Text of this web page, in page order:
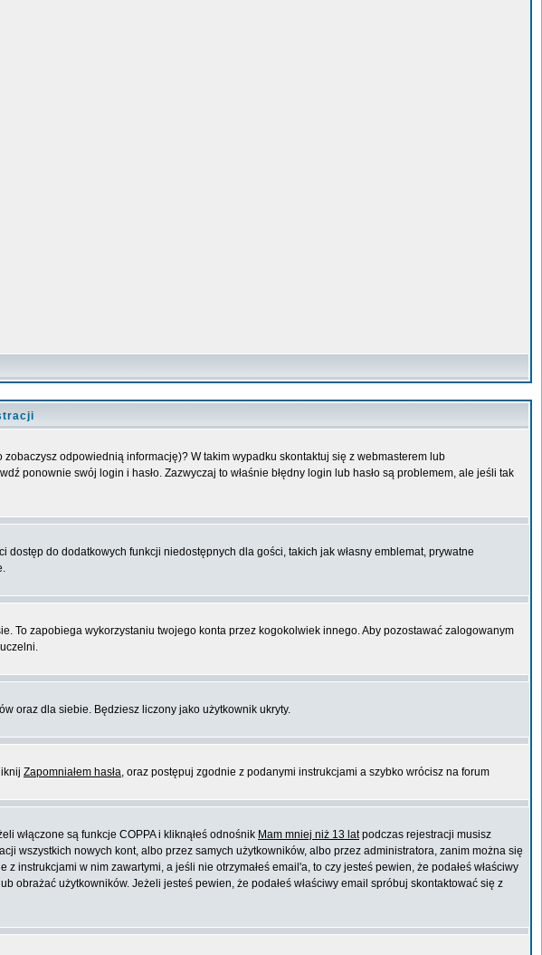
odpowiednią informację)? W takim wypadku skontaktuj się z webmasterem lub
ponownie swój login i hasło. Zazwyczaj to właśnie błędny login lub hasło są problemem, ale jeśli tak
do dodatkowych funkcji niedostępnych dla gości, takich jak własny emblemat, prywatne
To zapobiega wykorzystaniu twojego konta przez kogokolwiek innego. Aby pozostawać zalogowanym
oraz dla siebie. Będziesz liczony jako użytkownik ukryty.
Zapomniałem hasła, oraz postępuj zgodnie z podanymi instrukcjami a szybko wrócisz na forum
włączone są funkcje COPPA i kliknąłeś odnośnik Mam mniej niż 13 latpodczas rejestracji musisz
wszystkich nowych kont, albo przez samych użytkowników, albo przez administratora, zanim można się
w nim zawartymi, a jeśli nie otrzymałeś email'a, to czy jesteś pewien, że podałeś właściwy
użytkowników. Jeżeli jesteś pewien, że podałeś właściwy email spróbuj skontaktować się z